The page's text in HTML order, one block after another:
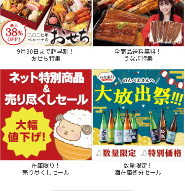
9月30日まで超早割！
おせち特集
全商品送料無料！
うなぎ特集
在庫限り！
売り尽くしセール
数量限定！
酒在庫処分セール